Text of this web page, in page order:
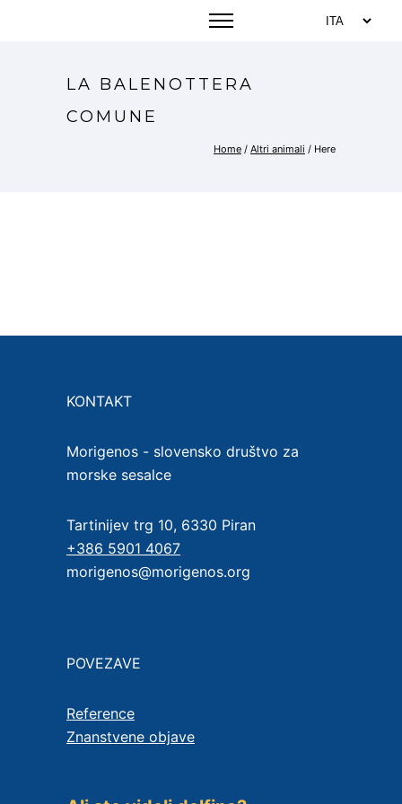
LA BALENOTTERA
COMUNE
Home / Altri animali / Here
KONTAKT
Morigenos - slovensko društvo za
morske sesalce
Tartinijev trg 10, 6330 Piran
+386 5901 4067
morigenos@morigenos.org
POVEZAVE
Reference
Znanstvene objave